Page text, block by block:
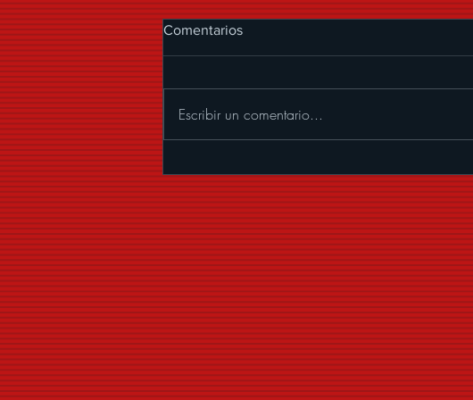
PRESENTA “MUCHOS
BESOS”, UNA CUMBIA CON
MARIACHI LLENA DE
COQUETERÍA Y BUENA
VIBRA.
Comentarios
Escribir un comentario...